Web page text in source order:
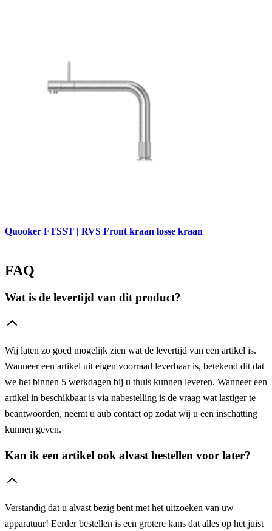
Quooker FTSST | RVS Front kraan losse kraan
FAQ
Wat is de levertijd van dit product?
Wij laten zo goed mogelijk zien wat de levertijd van een artikel is.
Wanneer een artikel uit eigen voorraad leverbaar is, betekend dit dat
we het binnen 5 werkdagen bij u thuis kunnen leveren. Wanneer een
artikel in beschikbaar is via nabestelling is de vraag wat lastiger te
beantwoorden, neemt u aub contact op zodat wij u een inschatting
kunnen geven.
Kan ik een artikel ook alvast bestellen voor later?
Verstandig dat u alvast bezig bent met het uitzoeken van uw
apparatuur! Eerder bestellen is een grotere kans dat alles op het juist